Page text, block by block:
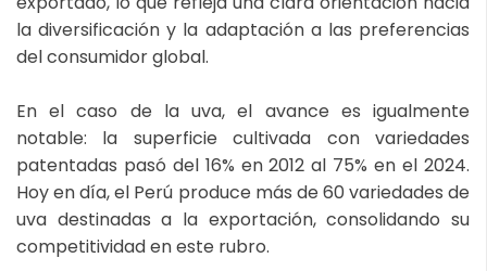
la diversificación y la adaptación a las preferencias
del consumidor global.
En el caso de la uva, el avance es igualmente
notable: la superficie cultivada con variedades
patentadas pasó del 16% en 2012 al 75% en el 2024.
Hoy en día, el Perú produce más de 60 variedades de
uva destinadas a la exportación, consolidando su
competitividad en este rubro.